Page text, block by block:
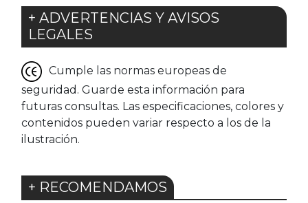
+ ADVERTENCIAS Y AVISOS
LEGALES
Cumple las normas europeas de
seguridad. Guarde esta información para
futuras consultas. Las especificaciones, colores y
contenidos pueden variar respecto a los de la
ilustración.
+ RECOMENDAMOS